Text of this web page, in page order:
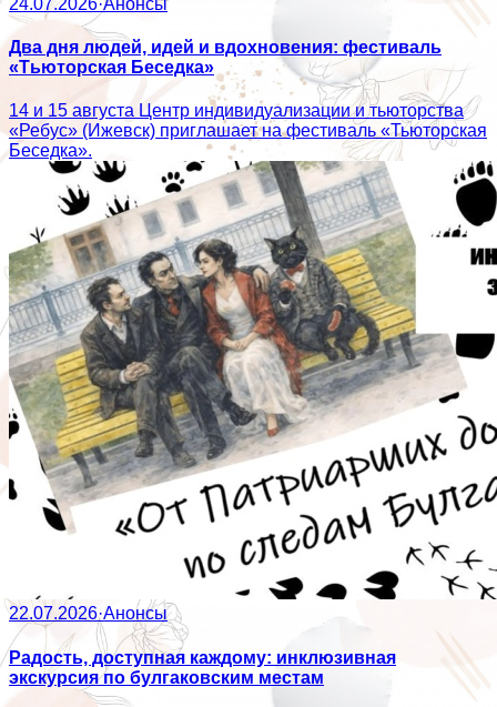
Два дня людей, идей и вдохновения: фестиваль
«Тьюторская Беседка»
14 и 15 августа Центр индивидуализации и тьюторства
«Ребус» (Ижевск) приглашает на фестиваль «Тьюторская
Беседка».
22.07.2026·Анонсы
Радость, доступная каждому: инклюзивная
экскурсия по булгаковским местам